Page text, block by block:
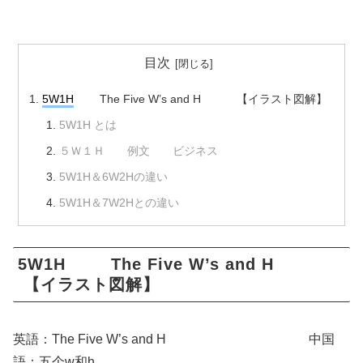
目次
5W1H The Five W’s and H 【イラスト図解】
5W1H とは
５Ｗ１Ｈ 例文 ビジネス
5W1H＆6W2Hの違い
5W1H＆7W2Hとの違い
5W1H The Five W’s and H
【イラスト図解】
英語：The Five W’s and H 中国